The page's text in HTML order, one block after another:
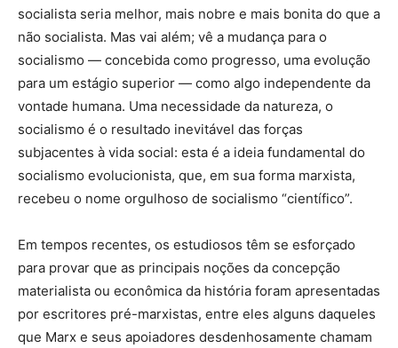
socialista seria melhor, mais nobre e mais bonita do que a
não socialista. Mas vai além; vê a mudança para o
socialismo — concebida como progresso, uma evolução
para um estágio superior — como algo independente da
vontade humana. Uma necessidade da natureza, o
socialismo é o resultado inevitável das forças
subjacentes à vida social: esta é a ideia fundamental do
socialismo evolucionista, que, em sua forma marxista,
recebeu o nome orgulhoso de socialismo “científico”.
Em tempos recentes, os estudiosos têm se esforçado
para provar que as principais noções da concepção
materialista ou econômica da história foram apresentadas
por escritores pré-marxistas, entre eles alguns daqueles
que Marx e seus apoiadores desdenhosamente chamam